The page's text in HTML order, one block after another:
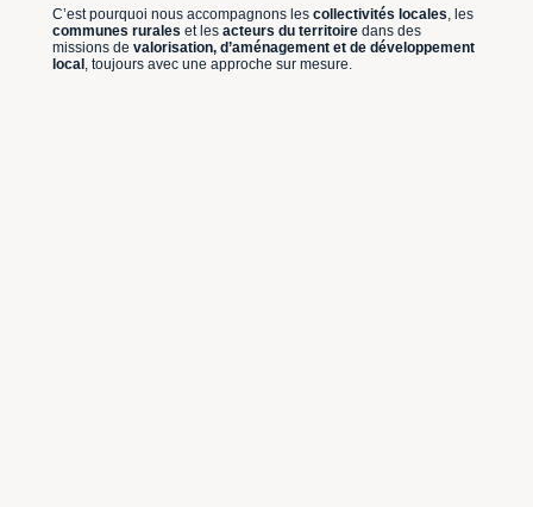
C’est pourquoi nous accompagnons les collectivités locales, les
communes rurales et les acteurs du territoire dans des
missions de valorisation, d’aménagement et de développement
local , toujours avec une approche sur mesure.